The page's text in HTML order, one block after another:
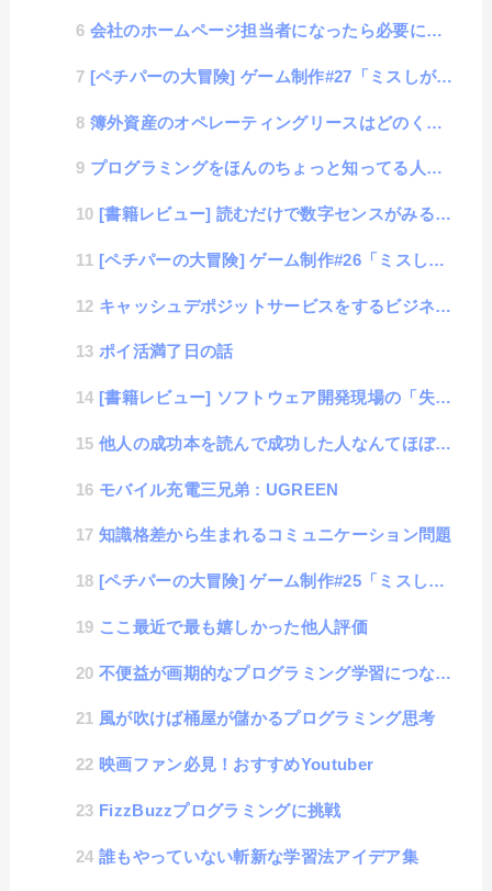
会社のホームページ担当者になったら必要になる知識や技術
[ペチパーの大冒険] ゲーム制作#27「ミスしがちなHTMLクイズ（簡単編2）」
簿外資産のオペレーティングリースはどのくらい節税にいいのか？
プログラミングをほんのちょっと知ってる人の話
[書籍レビュー] 読むだけで数字センスがみるみる良くなる本
[ペチパーの大冒険] ゲーム制作#26「ミスしがちなCSSクイズ（簡単編）」
キャッシュデポジットサービスをするビジネススキームのトリック
ポイ活満了日の話
[書籍レビュー] ソフトウェア開発現場の「失敗」集めてみた
他人の成功本を読んで成功した人なんてほぼ皆無
モバイル充電三兄弟 : UGREEN
知識格差から生まれるコミュニケーション問題
[ペチパーの大冒険] ゲーム制作#25「ミスしがちなHTMLクイズ（簡単編）」
ここ最近で最も嬉しかった他人評価
不便益が画期的なプログラミング学習につながるアイデア学習法
風が吹けば桶屋が儲かるプログラミング思考
映画ファン必見！おすすめYoutuber
FizzBuzzプログラミングに挑戦
誰もやっていない斬新な学習法アイデア集